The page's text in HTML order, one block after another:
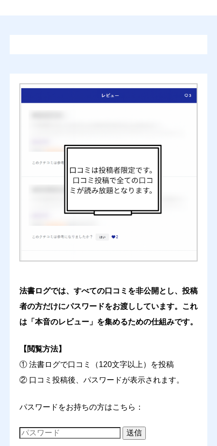
司法試験への有用性

網羅性 必須
コスパ
法書ログでは、すべての口コミを非公開とし、投稿
者の方だけにパスワードをお渡ししています。これ
は「本音のレビュー」を集めるための仕組みです。
【閲覧方法】
① 法書ログで口コミ（120文字以上）を投稿
② 口コミ投稿後、パスワードが表示されます。
パスワードをお持ちの方はこちら：
送信